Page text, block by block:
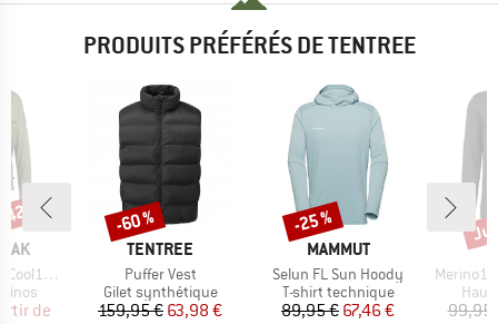
PRODUITS PRÉFÉRÉS DE TENTREE
L/S
réduit
de
%
MARQUE
TENTREE
Article
Puffer Vest
Product group
Gilet synthétique
Prix
159,95 €Prix réduit
63,98 €
Remise
-60 %
MARQUE
MAMMUT
Article
Selun FL Sun Hoody
Product group
T-shirt technique
Prix
89,95 €Prix réduit
67,46 €
Remise
-25 %
Article
Haut
99,95